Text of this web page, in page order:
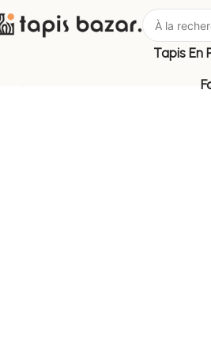
Tapis En
Tapis